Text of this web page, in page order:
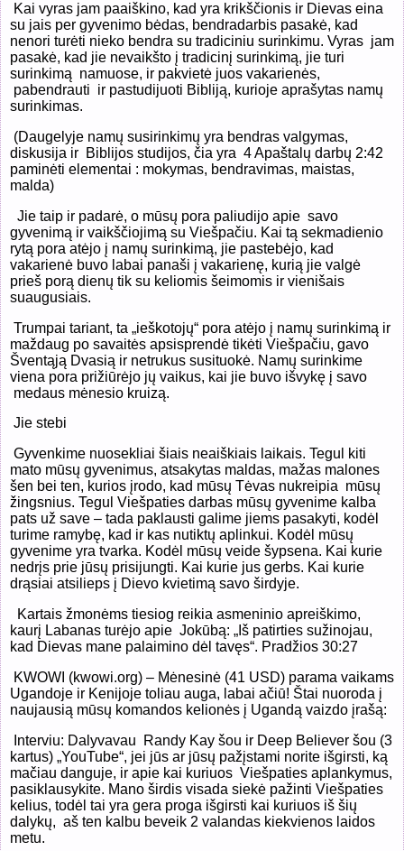
Kai vyras jam paaiškino, kad yra krikščionis ir Dievas eina
su jais per gyvenimo bėdas, bendradarbis pasakė, kad
nenori turėti nieko bendra su tradiciniu surinkimu. Vyras jam
pasakė, kad jie nevaikšto į tradicinį surinkimą, jie turi
surinkimą namuose, ir pakvietė juos vakarienės,
pabendrauti ir pastudijuoti Bibliją, kurioje aprašytas namų
surinkimas.
(Daugelyje namų susirinkimų yra bendras valgymas,
diskusija ir Biblijos studijos, čia yra 4 Apaštalų darbų 2:42
paminėti elementai : mokymas, bendravimas, maistas,
malda)
Jie taip ir padarė, o mūsų pora paliudijo apie savo
gyvenimą ir vaikščiojimą su Viešpačiu. Kai tą sekmadienio
rytą pora atėjo į namų surinkimą, jie pastebėjo, kad
vakarienė buvo labai panaši į vakarienę, kurią jie valgė
prieš porą dienų tik su keliomis šeimomis ir vienišais
suaugusiais.
Trumpai tariant, ta „ieškotojų“ pora atėjo į namų surinkimą ir
maždaug po savaitės apsisprendė tikėti Viešpačiu, gavo
Šventąją Dvasią ir netrukus susituokė. Namų surinkime
viena pora prižiūrėjo jų vaikus, kai jie buvo išvykę į savo
medaus mėnesio kruizą.
Jie stebi
Gyvenkime nuosekliai šiais neaiškiais laikais. Tegul kiti
mato mūsų gyvenimus, atsakytas maldas, mažas malones
šen bei ten, kurios įrodo, kad mūsų Tėvas nukreipia mūsų
žingsnius. Tegul Viešpaties darbas mūsų gyvenime kalba
pats už save – tada paklausti galime jiems pasakyti, kodėl
turime ramybę, kad ir kas nutiktų aplinkui. Kodėl mūsų
gyvenime yra tvarka. Kodėl mūsų veide šypsena. Kai kurie
nedrįs prie jūsų prisijungti. Kai kurie jus gerbs. Kai kurie
drąsiai atsilieps į Dievo kvietimą savo širdyje.
Kartais žmonėms tiesiog reikia asmeninio apreiškimo,
kaurį Labanas turėjo apie Jokūbą: „Iš patirties sužinojau,
kad Dievas mane palaimino dėl tavęs“. Pradžios 30:27
KWOWI (kwowi.org) – Mėnesinė (41 USD) parama vaikams
Ugandoje ir Kenijoje toliau auga, labai ačiū! Štai nuoroda į
naujausią mūsų komandos kelionės į Ugandą vaizdo įrašą:
Interviu: Dalyvavau
Randy Kay šou ir Deep Believer šou (3
kartus) „YouTube“, jei jūs ar jūsų pažįstami norite išgirsti, ką
mačiau danguje, ir apie kai kuriuos Viešpaties aplankymus,
pasiklausykite. Mano širdis visada siekė pažinti Viešpaties
kelius, todėl tai yra gera proga išgirsti kai kuriuos iš šių
dalykų, aš ten kalbu beveik 2 valandas kiekvienos laidos
metu.